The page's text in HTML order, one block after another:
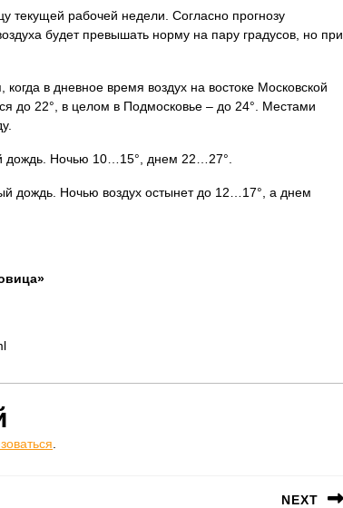
текущей рабочей недели. Согласно прогнозу
будет превышать норму на пару градусов, но при
в дневное время воздух на востоке Московской
до 22°, в целом в Подмосковье – до 24°. Местами
дождь. Ночью 10…15°, днем 22…27°.
дождь. Ночью воздух остынет до 12…17°, а днем
.
NEXT